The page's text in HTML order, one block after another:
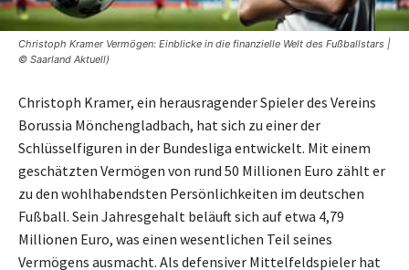
Christoph Kramer Vermögen: Einblicke in die finanzielle Welt des Fußballstars |
© Saarland Aktuell)
Christoph Kramer, ein herausragender Spieler des Vereins
Borussia Mönchengladbach, hat sich zu einer der
Schlüsselfiguren in der Bundesliga entwickelt. Mit einem
geschätzten Vermögen von rund 50 Millionen Euro zählt er
zu den wohlhabendsten Persönlichkeiten im deutschen
Fußball. Sein Jahresgehalt beläuft sich auf etwa 4,79
Millionen Euro, was einen wesentlichen Teil seines
Vermögens ausmacht. Als defensiver Mittelfeldspieler hat